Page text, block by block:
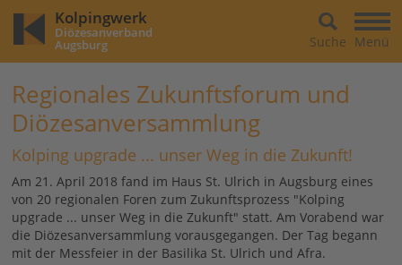
Kolpingwerk
Diözesanverband
Augsburg Menü
Suche
Regionales Zukunftsforum und
Diözesanversammlung
Kolping upgrade ... unser Weg in die Zukunft!
Am 21. April 2018 fand im Haus St. Ulrich in Augsburg eines
von 20 regionalen Foren zum Zukunftsprozess "Kolping
upgrade ... unser Weg in die Zukunft" statt. Am Vorabend war
die Diözesanversammlung vorausgegangen. Der Tag begann
mit der Messfeier in der Basilika St. Ulrich und Afra.